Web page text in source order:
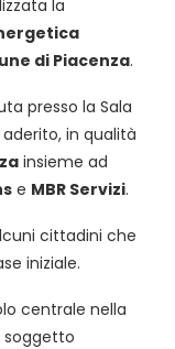
la
di Piacenza.
presso la Sala
in qualità
insieme ad
e MBR Servizi.
cittadini che
iniziale.
centrale nella
soggetto